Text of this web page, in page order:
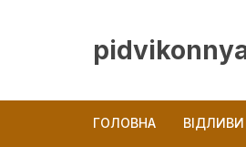
ГОЛОВНА